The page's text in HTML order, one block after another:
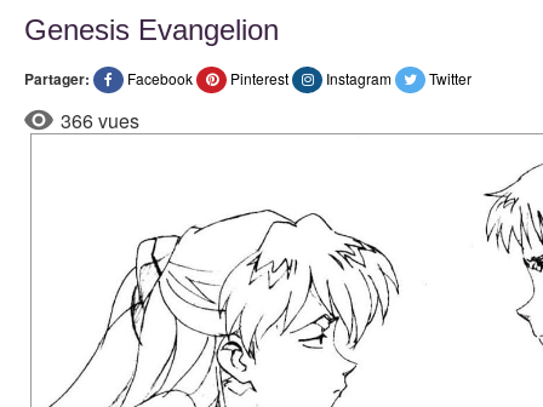
Genesis Evangelion
Partager: Facebook Pinterest Instagram Twitter
366 vues